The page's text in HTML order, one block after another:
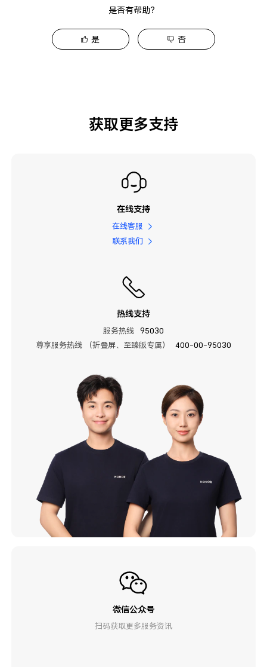
是否有帮助？
是 否
获取更多支持
在线支持
在线客服
联系我们
热线支持
服务热线
95030
尊享服务热线 （折叠屏、至臻版专属）
400-00-95030
微信公众号
扫码获取更多服务资讯